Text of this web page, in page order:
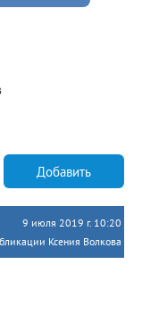
Добавить
9 июля 2019 г. 10:20
Ксения Волкова